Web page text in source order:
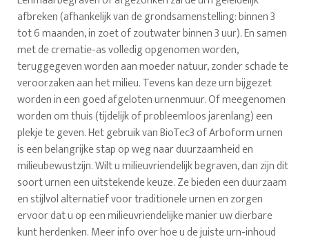
afbreken (afhankelijk van de grondsamenstelling: binnen 3
tot 6 maanden, in zoet of zoutwater binnen 3 uur). En samen
met de crematie-as volledig opgenomen worden,
teruggegeven worden aan moeder natuur, zonder schade te
veroorzaken aan het milieu. Tevens kan deze urn bijgezet
worden in een goed afgeloten urnenmuur. Of meegenomen
worden om thuis (tijdelijk of probleemloos jarenlang) een
plekje te geven. Het gebruik van BioTec3 of Arboform urnen
is een belangrijke stap op weg naar duurzaamheid en
milieubewustzijn. Wilt u milieuvriendelijk begraven, dan zijn dit
soort urnen een uitstekende keuze. Ze bieden een duurzaam
en stijlvol alternatief voor traditionele urnen en zorgen
ervoor dat u op een milieuvriendelijke manier uw dierbare
kunt herdenken. Meer info over hoe u de juiste urn-inhoud